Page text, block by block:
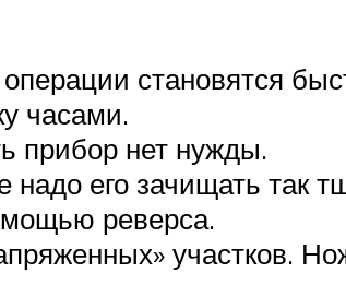
становятся
часами.
прибор нет нужды.
его зачищать так
реверса.
участков.